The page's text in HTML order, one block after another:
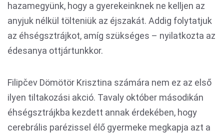
hazamegyünk, hogy a gyerekeinknek ne kelljen az
anyjuk nélkül tölteniük az éjszakát. Addig folytatjuk
az éhségsztrájkot, amíg szükséges – nyilatkozta az
édesanya ottjártunkkor.
Filipčev Dömötör Krisztina számára nem ez az első
ilyen tiltakozási akció. Tavaly október másodikán
éhségsztrájkba kezdett annak érdekében, hogy
cerebrális parézissel élő gyermeke megkapja azt a